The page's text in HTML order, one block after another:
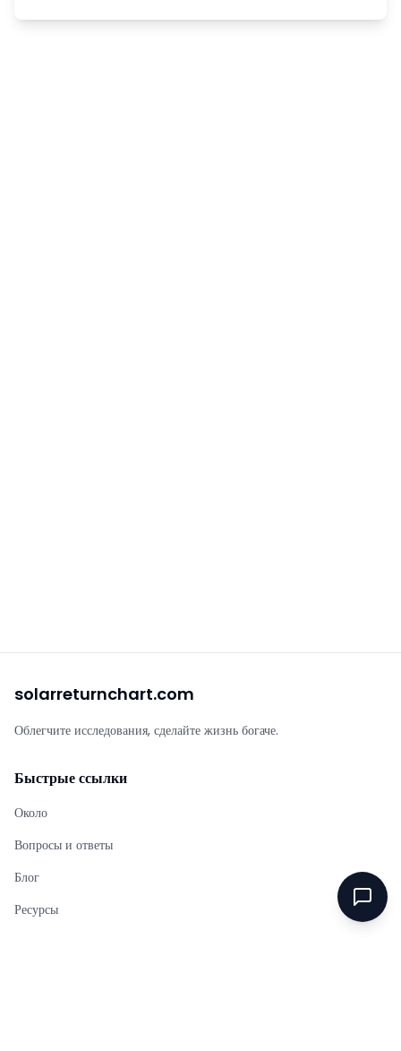
solarreturnchart.com
Облегчите исследования, сделайте жизнь богаче.
Быстрые ссылки
Около
Вопросы и ответы
Блог
Ресурсы